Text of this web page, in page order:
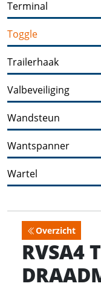
Terminal
Toggle
Trailerhaak
Valbeveiliging
Wandsteun
Wantspanner
Wartel
Overzicht
RVSA4